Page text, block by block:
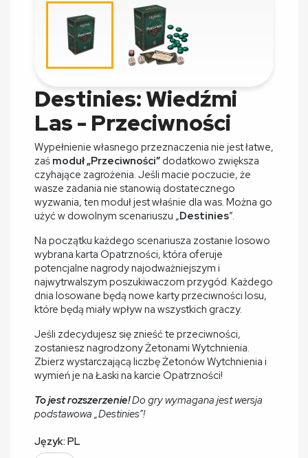
Destinies: Wiedźmi
Las - Przeciwności
Wypełnienie własnego przeznaczenia nie jest łatwe,
zaś moduł „Przeciwności” dodatkowo zwiększa
czyhające zagrożenia. Jeśli macie poczucie, że
wasze zadania nie stanowią dostatecznego
wyzwania, ten moduł jest właśnie dla was. Można go
użyć w dowolnym scenariuszu „Destinies”.
Na początku każdego scenariusza zostanie losowo
wybrana karta Opatrzności, która oferuje
potencjalne nagrody najodważniejszym i
najwytrwalszym poszukiwaczom przygód. Każdego
dnia losowane będą nowe karty przeciwności losu,
które będą miały wpływ na wszystkich graczy.
Jeśli zdecydujesz się znieść te przeciwności,
zostaniesz nagrodzony Żetonami Wytchnienia.
Zbierz wystarczającą liczbę Żetonów Wytchnienia i
wymień je na Łaski na karcie Opatrzności!
To jest rozszerzenie!Do gry wymagana jest wersja
podstawowa „Destinies”!
Język: PL